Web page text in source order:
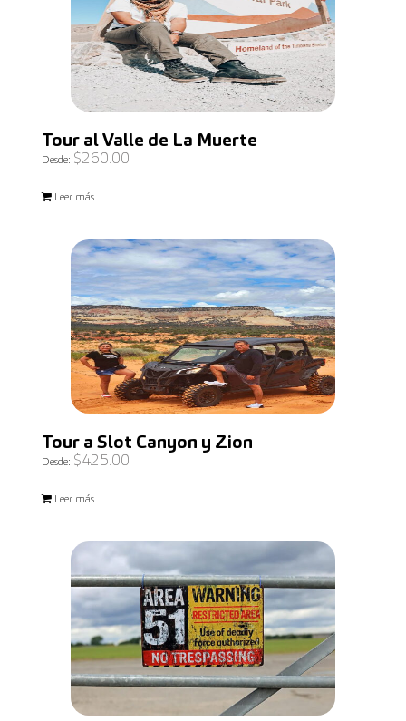
Tour al Valle de La Muerte
Desde: $260.00
Leer más
Tour a Slot Canyon y Zion
Desde: $425.00
Leer más